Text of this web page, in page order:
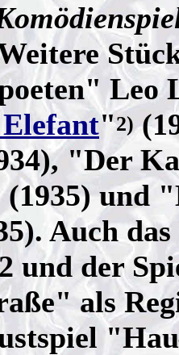
Leo
"2)
"Der
und
Auch
und der
als